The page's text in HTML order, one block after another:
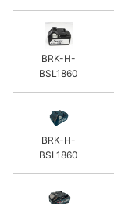
BRK-H-
BSL1860
BRK-H-
BSL1860